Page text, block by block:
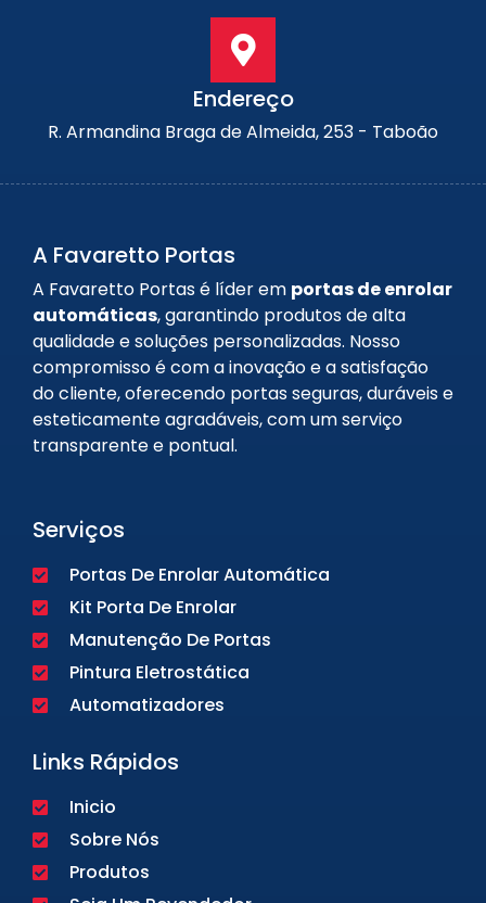
Endereço
R. Armandina Braga de Almeida, 253 - Taboão
A Favaretto Portas
A Favaretto Portas é líder em portas de enrolar
automáticas, garantindo produtos de alta
qualidade e soluções personalizadas. Nosso
compromisso é com a inovação e a satisfação
do cliente, oferecendo portas seguras, duráveis e
esteticamente agradáveis, com um serviço
transparente e pontual.
Serviços
Portas De Enrolar Automática
Kit Porta De Enrolar
Manutenção De Portas
Pintura Eletrostática
Automatizadores
Links Rápidos
Inicio
Sobre Nós
Produtos